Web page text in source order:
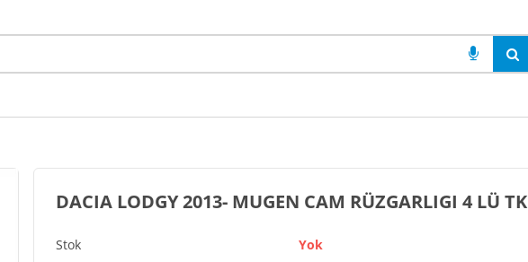
DACIA LODGY 2013- MUGEN CAM RÜZGARLIGI 4 LÜ TK
Yok